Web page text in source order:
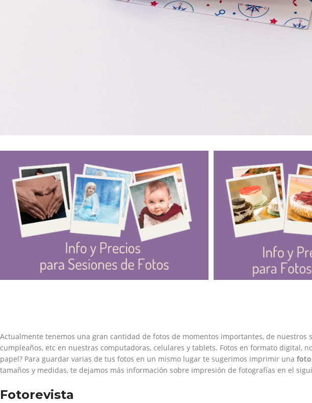
Actualmente tenemos una gran cantidad de fotos de momentos importantes, de nuestros
cumpleaños, etc en nuestras computadoras, celulares y tablets. Fotos en formato digital,
papel? Para guardar varias de tus fotos en un mismo lugar te sugerimos imprimir una
tamaños y medidas, te dejamos más información sobre impresión de fotografías en el
Fotorevista